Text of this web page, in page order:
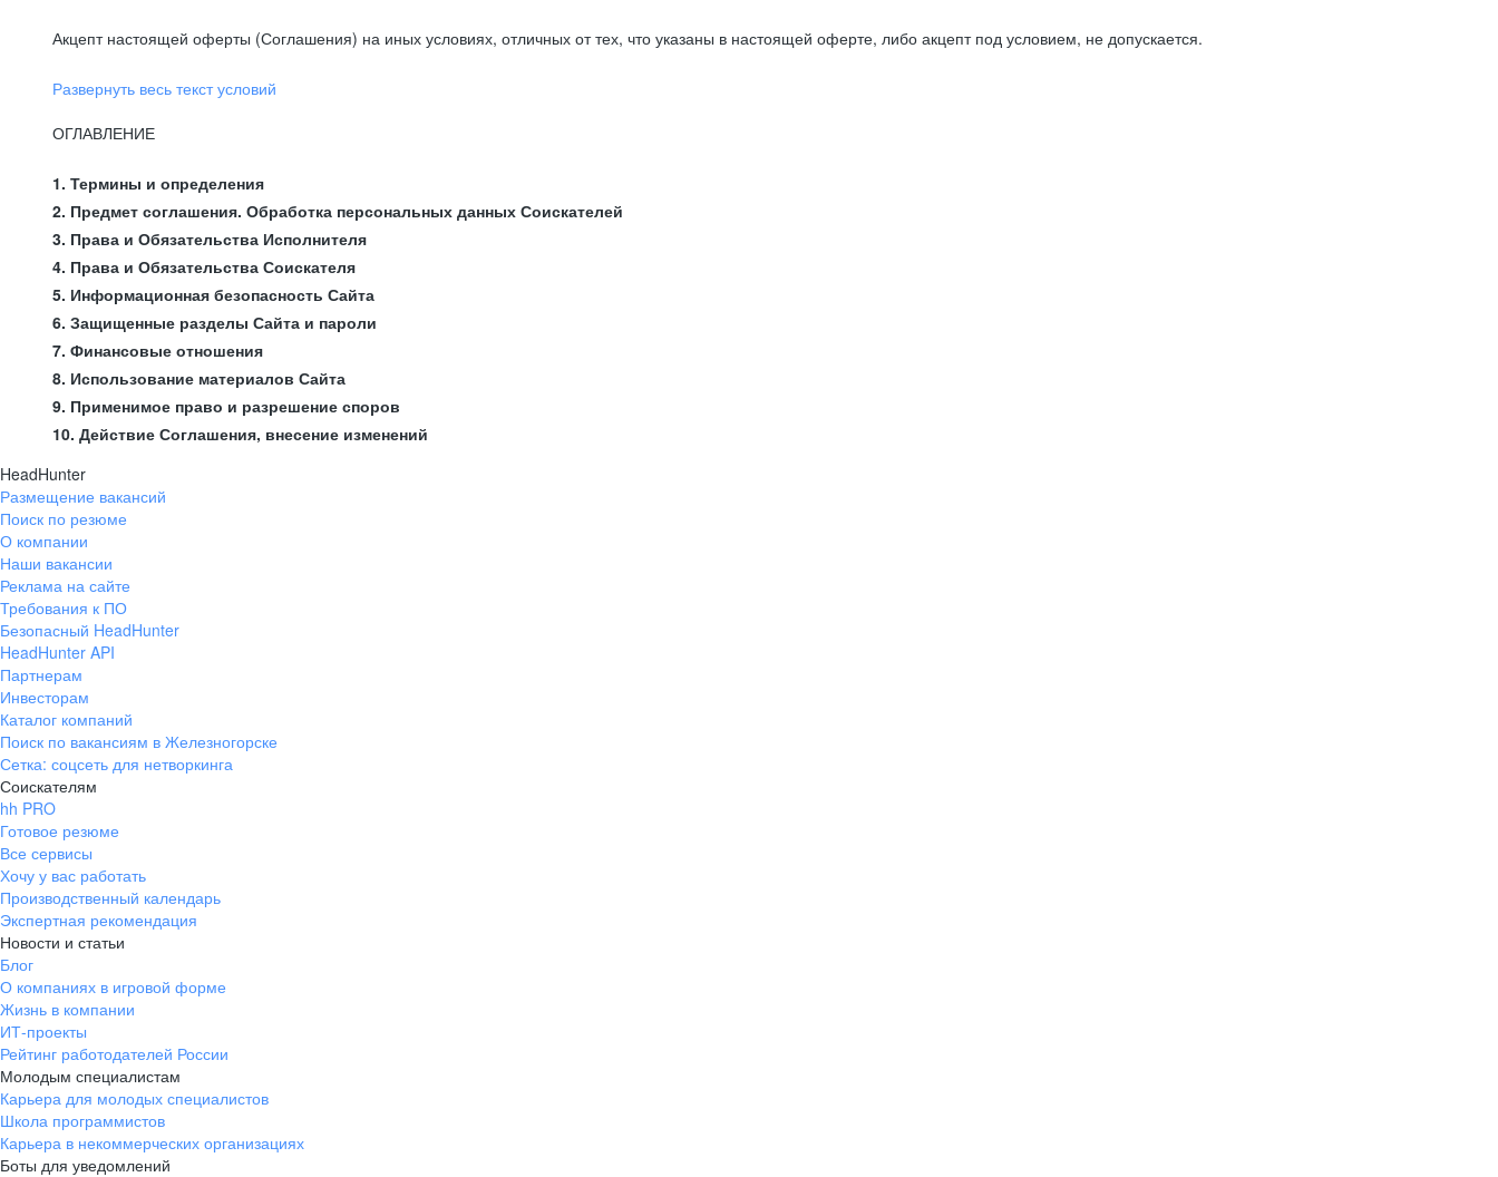
Акцепт настоящей оферты (Соглашения) на иных условиях, отличных от тех, что указаны в настоящей оферте, либо акцепт под условием, не допускается.
Развернуть весь текст условий
ОГЛАВЛЕНИЕ
1. Термины и определения
2. Предмет соглашения. Обработка персональных данных Соискателей
3. Права и Обязательства Исполнителя
4. Права и Обязательства Соискателя
5. Информационная безопасность Сайта
6. Защищенные разделы Сайта и пароли
7. Финансовые отношения
8. Использование материалов Сайта
9. Применимое право и разрешение споров
10. Действие Соглашения, внесение изменений
HeadHunter
Размещение вакансий
Поиск по резюме
О компании
Наши вакансии
Реклама на сайте
Требования к ПО
Безопасный HeadHunter
HeadHunter API
Партнерам
Инвесторам
Каталог компаний
Поиск по вакансиям в Железногорске
Сетка: соцсеть для нетворкинга
Соискателям
hh PRO
Готовое резюме
Все сервисы
Хочу у вас работать
Производственный календарь
Экспертная рекомендация
Новости и статьи
Блог
О компаниях в игровой форме
Жизнь в компании
ИТ-проекты
Рейтинг работодателей России
Молодым специалистам
Карьера для молодых специалистов
Школа программистов
Карьера в некоммерческих организациях
Боты для уведомлений